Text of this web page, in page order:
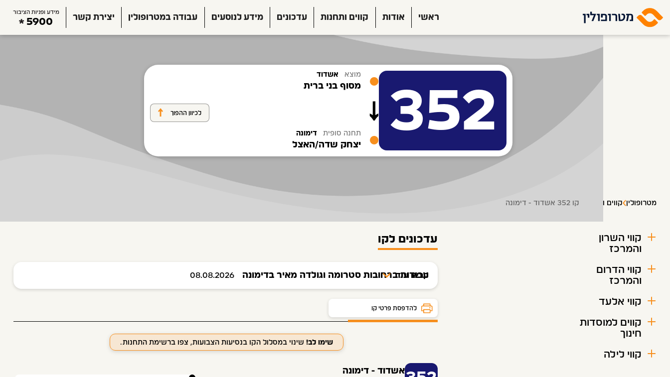
ראשי אודות קווים ותחנות עדכונים מידע לנוסעים עבודה במטרופולין יצירת קשר
מידע ופניות הציבור
5900
352
מוצא אשדוד
מסוף בני ברית
תחנה סופית דימונה
יצחק שדה/האצל
לכיוון ההפוך
מטרופולין קווים ותחנות קו 352 אשדוד - דימונה
קווי השרון
והמרכז
קווי הדרום
והמרכז
קווי אלעד
קווים למוסדות
חינוך
קווי לילה
עדכונים לקו
עבודות ברחובות סטרומה וגולדה מאיר בדימונה 08.08.2026 קראו עוד
להדפסת פרטי קו
לוח זמנים ותחנות
שימו לב! שינוי במסלול הקו בנסיעות הצבועות, צפו ברשימת התחנות.
אשדוד - דימונה